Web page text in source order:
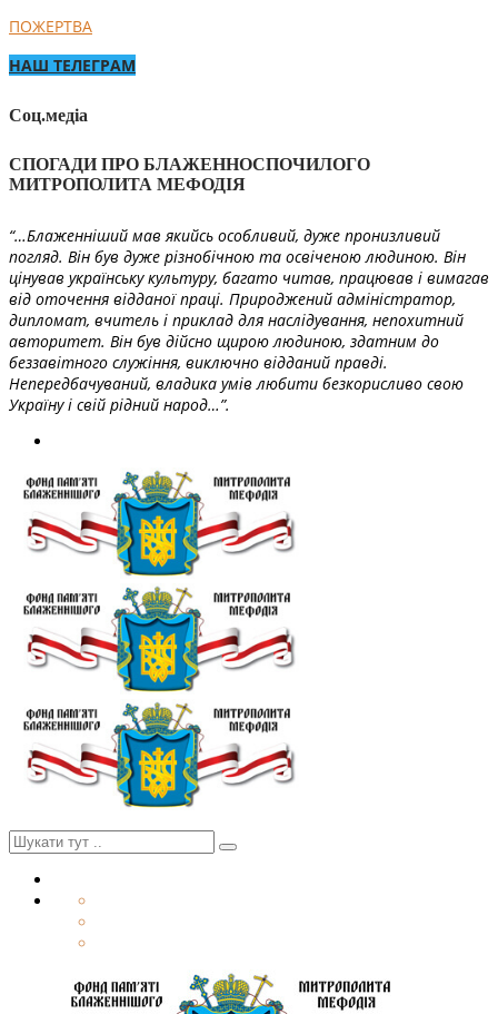
ПОЖЕРТВА
НАШ ТЕЛЕГРАМ
Соц.медіа
СПОГАДИ ПРО БЛАЖЕННОСПОЧИЛОГО
МИТРОПОЛИТА МЕФОДІЯ
“…Блаженніший мав якийсь особливий, дуже пронизливий
погляд. Він був дуже різнобічною та освіченою людиною. Він
цінував українську культуру, багато читав, працював і вимагав
від оточення відданої праці. Природжений адміністратор,
дипломат, вчитель і приклад для наслідування, непохитний
авторитет. Він був дійсно щирою людиною, здатним до
беззавітного служіння, виключно відданий правді.
Непередбачуваний, владика умів любити безкорисливо свою
Україну і свій рідний народ…”.